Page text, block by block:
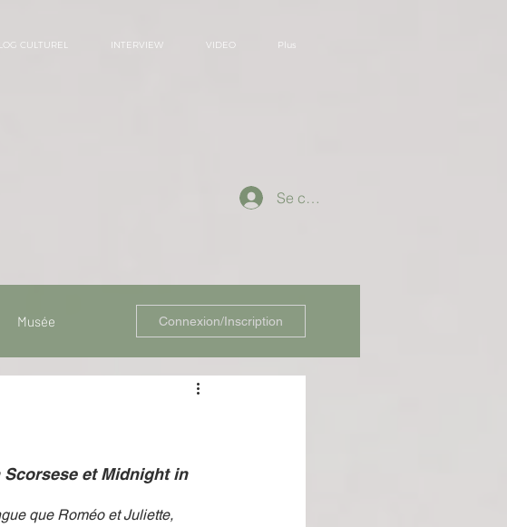
CULTUREL INTERVIEW VIDEO Plus
Se connecter
Musée Connexion/Inscription
et Midnight in
que Roméo et Juliette,